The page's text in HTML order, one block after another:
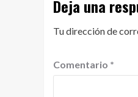
Deja una
Tu dirección de
Comentario *